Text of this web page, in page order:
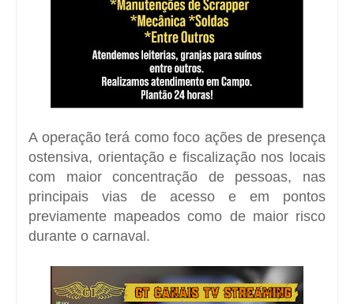
A operação terá como foco ações de presença
ostensiva, orientação e fiscalização nos locais
com maior concentração de pessoas, nas
principais vias de acesso e em pontos
previamente mapeados como de maior risco
durante o carnaval.